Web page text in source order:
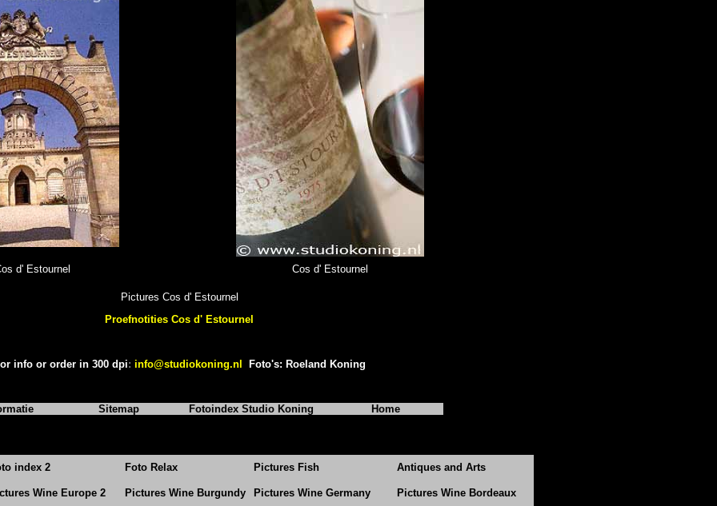
d' Estournel Cos d' Estournel
Pictures Cos d' Estournel
Proefnotities Cos d' Estournel
info or order in 300 dpi: info@studiokoning.nl Foto's: Roeland Koning
Sitemap Fotoindex Studio Koning Home
index 2 Foto Relax Pictures Fish Antiques and Arts
Wine Europe 2 Pictures Wine Burgundy Pictures Wine Germany Pictures Wine Bordeaux